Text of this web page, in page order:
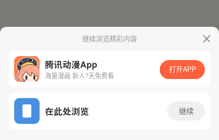
继续浏览精彩内容
腾讯动漫App
海量漫画 新人7天免费看
打开APP
在此处浏览 继续